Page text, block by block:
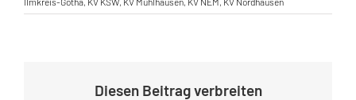
Diesen Beitrag verbreiten